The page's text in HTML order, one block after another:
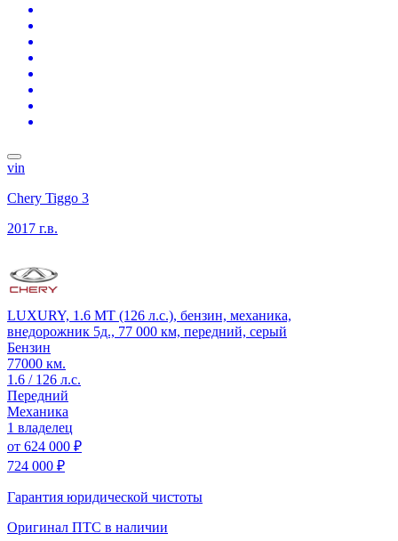
vin
Chery Tiggo 3
2017 г.в.
LUXURY, 1.6 MT (126 л.с.), бензин, механика,
внедорожник 5д., 77 000 км, передний, серый
Бензин
77000 км.
1.6 / 126 л.с.
Передний
Механика
1 владелец
от 624 000 ₽
724 000 ₽
Гарантия юридической чистоты
Оригинал ПТС в наличии